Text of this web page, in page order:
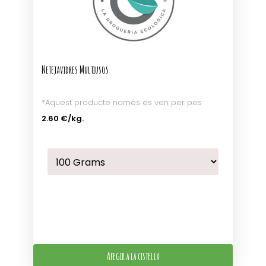
Netejavidres Multiusos
*Aquest producte només es ven per pes
2.60 €/kg.
Afegir a la cistella